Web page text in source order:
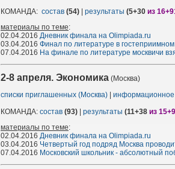
КОМАНДА: состав (54) результаты (5+30 из
материалы по теме:
02.04.2016 Дневник финала на Olimpiada.ru
03.04.2016 Финал по литературе в
07.04.2016 На финале по литературе москвичи
2-8 апреля. Экономика (Москва)
списки приглашенных (Москва)
информационное
КОМАНДА: состав (93) результаты (11+38 из
материалы по теме:
02.04.2016 Дневник финала на Olimpiada.ru
03.04.2016 Четвертый год подряд Москва
07.04.2016 Московский школьник - абсолютный